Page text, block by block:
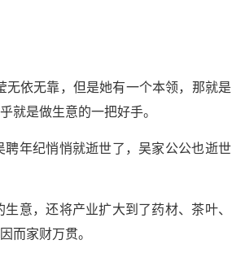
依无靠，但是她有一个本领，那就是
就是做生意的一把好手。
年纪悄悄就逝世了，吴家公公也逝世
意，还将产业扩大到了药材、茶叶、
而家财万贯。